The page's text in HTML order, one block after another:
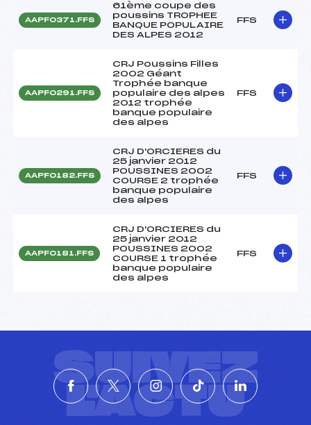
AAPF0371.FFS
61ème coupe des
poussins TROPHEE
BANQUE POPULAIRE
DES ALPES 2012
FFS
AAPF0291.FFS
CRJ Poussins Filles
2002 Géant
Trophée banque
populaire des alpes
2012 trophée
banque populaire
des alpes
FFS
AAPF0182.FFS
CRJ D'ORCIERES du
25 janvier 2012
POUSSINES 2002
COURSE 2 trophée
banque populaire
des alpes
FFS
AAPF0181.FFS
CRJ D'ORCIERES du
25 janvier 2012
POUSSINES 2002
COURSE 1 trophée
banque populaire
des alpes
FFS
SUIVEZ
L'ACTU